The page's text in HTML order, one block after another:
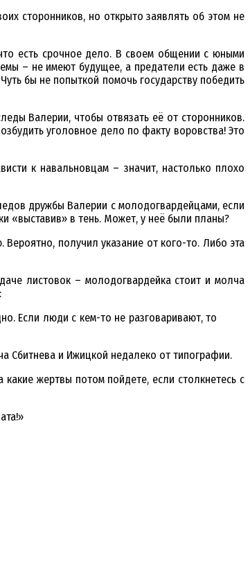
сторонников, но открыто заявлять об этом не
есть срочное дело. В своем общении с юными
– не имеют будущее, а предатели есть даже в
бы не попыткой помочь государству победить
Валерии, чтобы отвязать её от сторонников.
уголовное дело по факту воровства! Это
к навальновцам – значит, настолько плохо
дружбы Валерии с молодогвардейцами, если
«выставив» в тень. Может, у неё были планы?
получил указание от кого-то. Либо эта
листовок – молодогвардейка стоит и молча
Если люди с кем-то не разговаривают, то
Сбитнева и Ижицкой недалеко от типографии.
жертвы потом пойдете, если столкнетесь с